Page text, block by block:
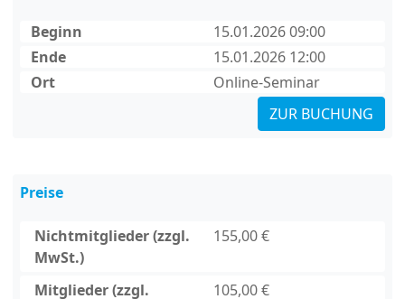
Beginn
15.01.2026 09:00
Ende
15.01.2026 12:00
Ort
Online-Seminar
ZUR BUCHUNG
Preise
Nichtmitglieder (zzgl.
MwSt.)
155,00 €
Mitglieder (zzgl.
105,00 €